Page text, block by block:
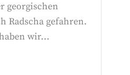
georgischen
Radscha gefahren.
wir...